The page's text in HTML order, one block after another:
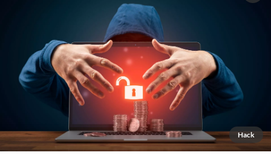
Hack